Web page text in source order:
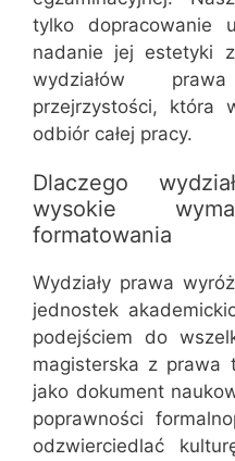
tylko dopracowanie
nadanie jej estetyki
wydziałów
przejrzystości, która
odbiór całej pracy.
Dlaczego
wysokie
formatowania
Wydziały prawa
jednostek
podejściem do
magisterska z prawa
jako dokument
poprawności
odzwierciedlać